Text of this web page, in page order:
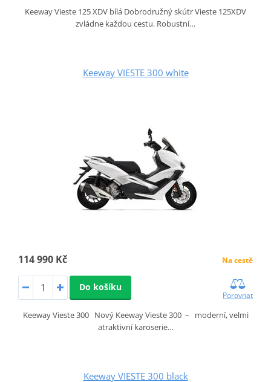
Keeway Vieste 125 XDV bílá Dobrodružný skútr Vieste 125XDV
zvládne každou cestu. Robustní…
Keeway VIESTE 300 white
114 990 Kč Na cestě
Do košíku
Porovnat
Keeway Vieste 300 Nový Keeway Vieste 300 – moderní, velmi
atraktivní karoserie…
Keeway VIESTE 300 black